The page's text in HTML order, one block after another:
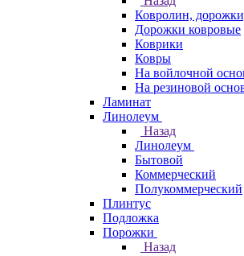
Ковролин,
Дорожки ковровые
Коврики
Ковры
На войлочной
На резиновой
Ламинат
Линолеум
Назад
Линолеум
Бытовой
Коммерческий
Полукоммерческий
Плинтус
Подложка
Порожки
Назад